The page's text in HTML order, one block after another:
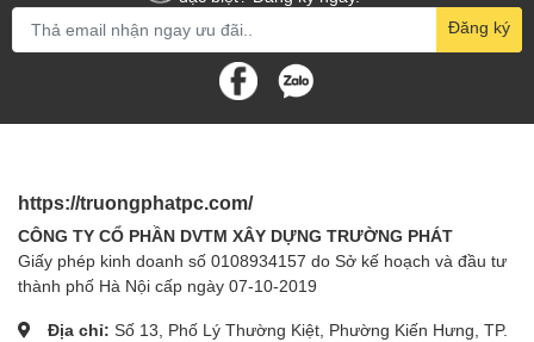
Môi trường
℉~104℉)
Nhiệt độ lưu trữ: -40℃~70 ℃ (-40
℉~158℉)
Độ ẩm lưu trữ: 5%~90% không ngưng tụ
Đăng ký
https://truongphatpc.com/
CÔNG TY CỔ PHẦN DVTM XÂY DỰNG TRƯỜNG PHÁT
Giấy phép kinh doanh số 0108934157 do Sở kế hoạch và đầu tư
thành phố Hà Nội cấp ngày 07-10-2019
Địa chỉ: Số 13, Phố Lý Thường Kiệt, Phường Kiến Hưng, TP.